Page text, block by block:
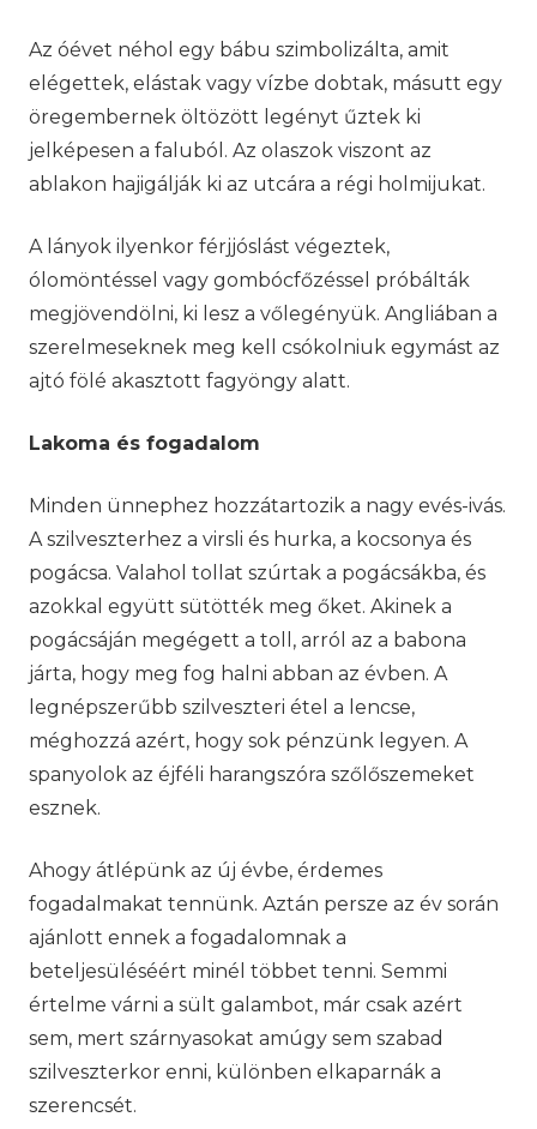
Az óévet néhol egy bábu szimbolizálta, amit
elégettek, elástak vagy vízbe dobtak, másutt egy
öregembernek öltözött legényt űztek ki
jelképesen a faluból. Az olaszok viszont az
ablakon hajigálják ki az utcára a régi holmijukat.
A lányok ilyenkor férjjóslást végeztek,
ólomöntéssel vagy gombócfőzéssel próbálták
megjövendölni, ki lesz a vőlegényük. Angliában a
szerelmeseknek meg kell csókolniuk egymást az
ajtó fölé akasztott fagyöngy alatt.
Lakoma és fogadalom
Minden ünnephez hozzátartozik a nagy evés-ivás.
A szilveszterhez a virsli és hurka, a kocsonya és
pogácsa. Valahol tollat szúrtak a pogácsákba, és
azokkal együtt sütötték meg őket. Akinek a
pogácsáján megégett a toll, arról az a babona
járta, hogy meg fog halni abban az évben. A
legnépszerűbb szilveszteri étel a lencse,
méghozzá azért, hogy sok pénzünk legyen. A
spanyolok az éjféli harangszóra szőlőszemeket
esznek.
Ahogy átlépünk az új évbe, érdemes
fogadalmakat tennünk. Aztán persze az év során
ajánlott ennek a fogadalomnak a
beteljesüléséért minél többet tenni. Semmi
értelme várni a sült galambot, már csak azért
sem, mert szárnyasokat amúgy sem szabad
szilveszterkor enni, különben elkaparnák a
szerencsét.